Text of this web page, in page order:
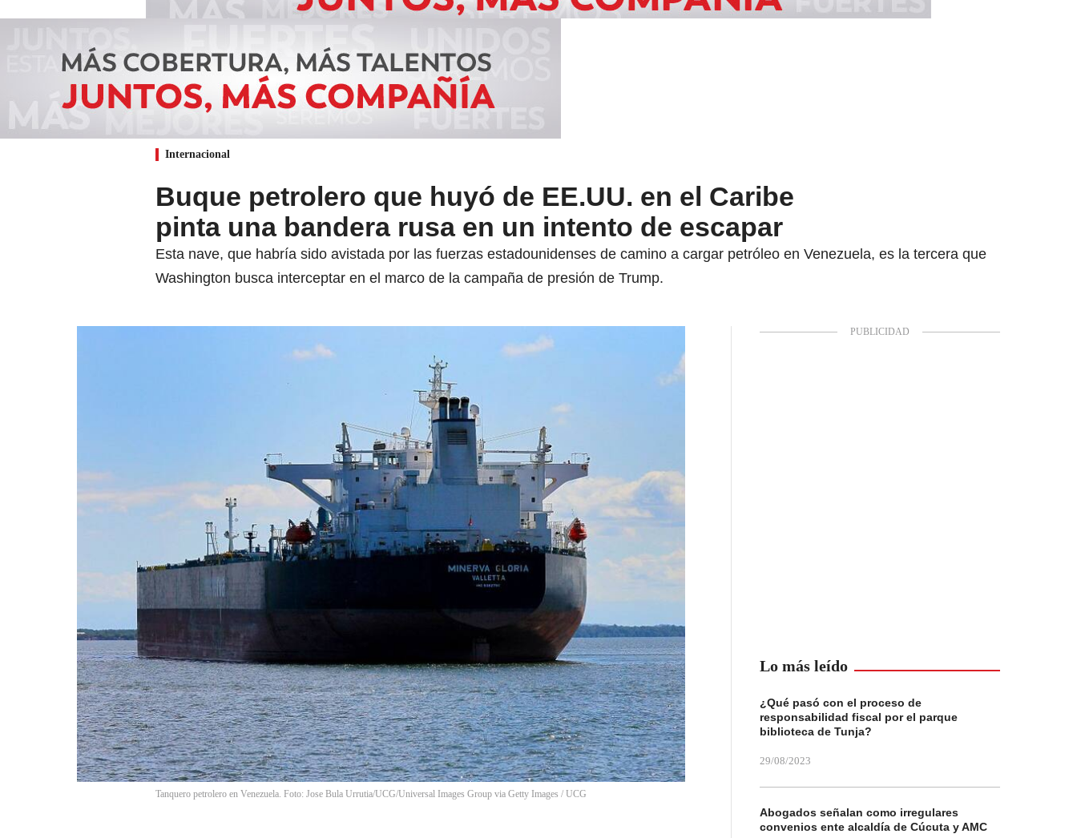
Internacional
Buque petrolero que huyó de EE.UU. en el Caribe
pinta una bandera rusa en un intento de escapar
Esta nave, que habría sido avistada por las fuerzas estadounidenses de camino a cargar petróleo en Venezuela, es la tercera que
Washington busca interceptar en el marco de la campaña de presión de Trump.
Tanquero petrolero en Venezuela. Foto: Jose Bula Urrutia/UCG/Universal Images Group via Getty Images / UCG
Lo más leído
¿Qué pasó con el proceso de
responsabilidad fiscal por el parque
biblioteca de Tunja?
29/08/2023
Abogados señalan como irregulares
convenios ente alcaldía de Cúcuta y AMC